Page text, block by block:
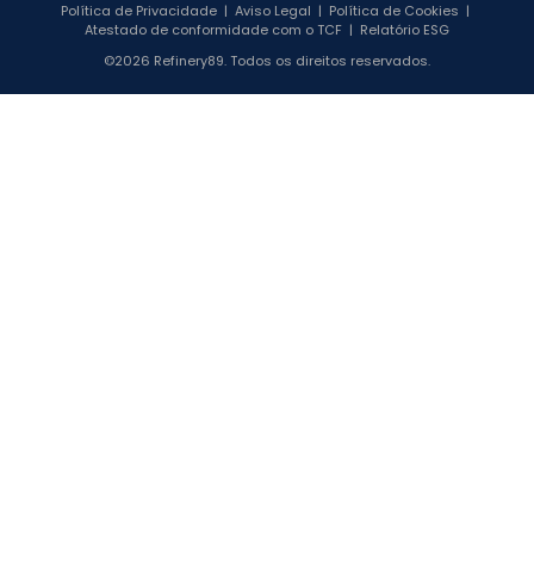
Política de Privacidade | Aviso Legal | Política de Cookies |
Atestado de conformidade com o TCF | Relatório ESG
©2026 Refinery89. Todos os direitos reservados.